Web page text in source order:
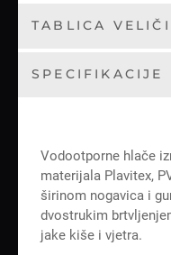
TABLICA
SPECIFIKACIJE
Vodootporne hlače
materijala Plavitex,
širinom nogavica i
dvostrukim
jake kiše i vjetra.